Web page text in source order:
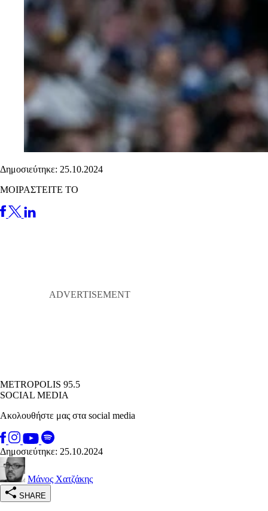
Δημοσιεύτηκε: 25.10.2024
ΜΟΙΡΑΣΤΕΙΤΕ ΤΟ
METROPOLIS 95.5
SOCIAL MEDIA
Ακολουθήστε μας στα social media
Δημοσιεύτηκε: 25.10.2024
Μάνος Χατζάκης
SHARE